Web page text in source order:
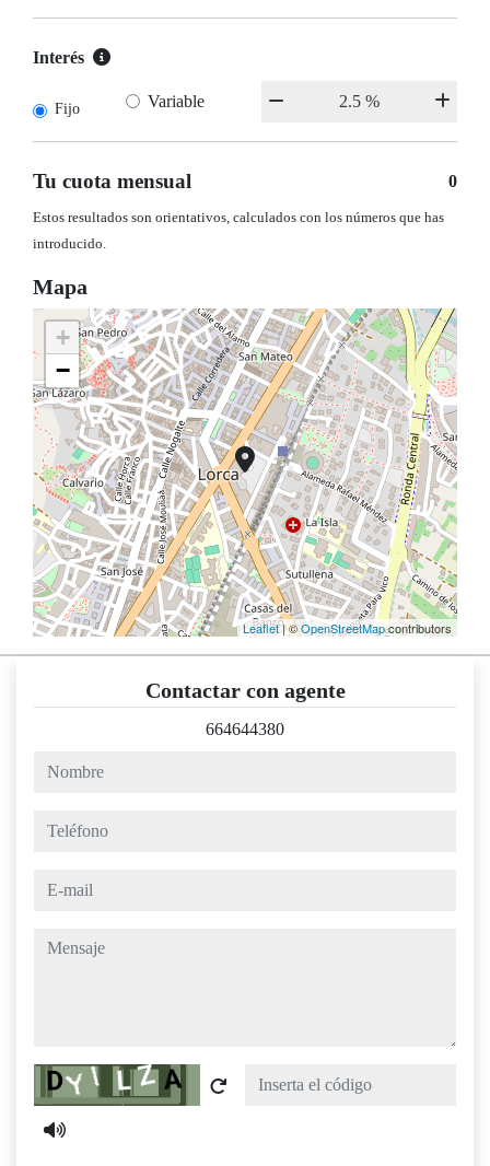
Interés
Fijo Variable
Tu cuota mensual 0
Estos resultados son orientativos, calculados con los números que has
introducido.
Mapa
+
−
Leaflet| ©OpenStreetMapcontributors
Contactar con agente
664644380
nombre
teléfono
e-mail
mensaje
Captcha